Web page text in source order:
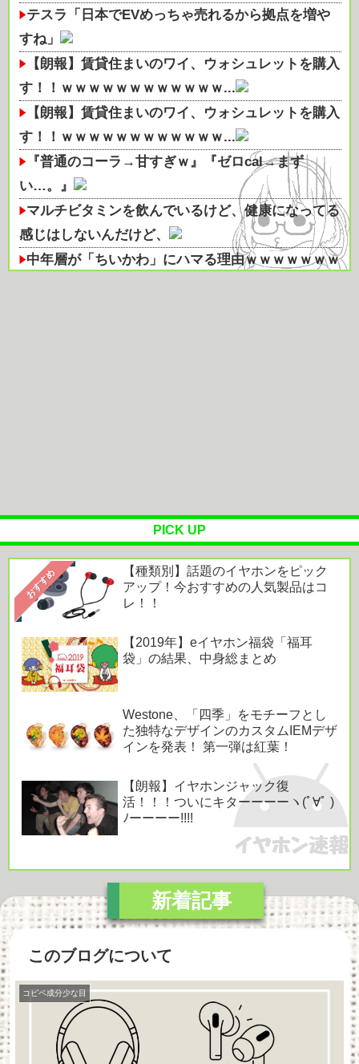
テスラ「日本でEVめっちゃ売れるから拠点を増や
すね」
【朗報】賃貸住まいのワイ、ウォシュレットを購入
す！！ｗｗｗｗｗｗｗｗｗｗｗｗ...
【朗報】賃貸住まいのワイ、ウォシュレットを購入
す！！ｗｗｗｗｗｗｗｗｗｗｗｗ...
『普通のコーラ→甘すぎｗ』『ゼロcal→まず
い…。』
マルチビタミンを飲んでいるけど、健康になってる
感じはしないんだけど、
中年層が「ちいかわ」にハマる理由ｗｗｗｗｗｗｗ
Powered by livedoor 相互RSS
PICK UP
おすすめ
【種類別】話題のイヤホンをピック
アップ！今おすすめの人気製品はコ
レ！！
【2019年】eイヤホン福袋「福耳
袋」の結果、中身総まとめ
Westone、「四季」をモチーフとし
た独特なデザインのカスタムIEMデザ
インを発表！ 第一弾は紅葉！
【朗報】イヤホンジャック復
活！！！ついにキターーーーヽ(ﾟ∀ﾟ )
ﾉーーーー!!!!
このブログについて
コピペ成分少な目